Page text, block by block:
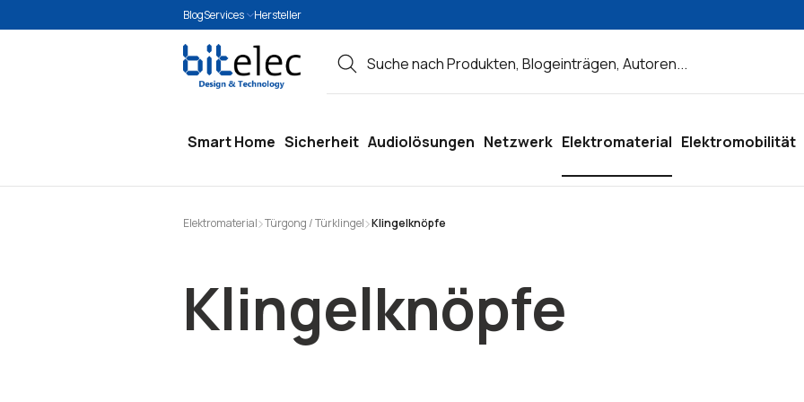
Zur Hauptnavigation springen
BlogServices Hersteller
Smart Home Sicherheit Audiolösungen Netzwerk Elektromaterial Elektromobilität
Elektromaterial Türgong / Türklingel Klingelknöpfe
Klingelknöpfe